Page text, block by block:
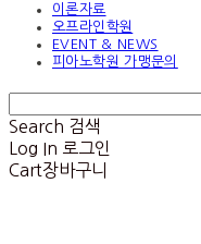
이론자료
오프라인학원
EVENT & NEWS
피아노학원 가맹문의
Search 검색
Log In 로그인
Cart장바구니